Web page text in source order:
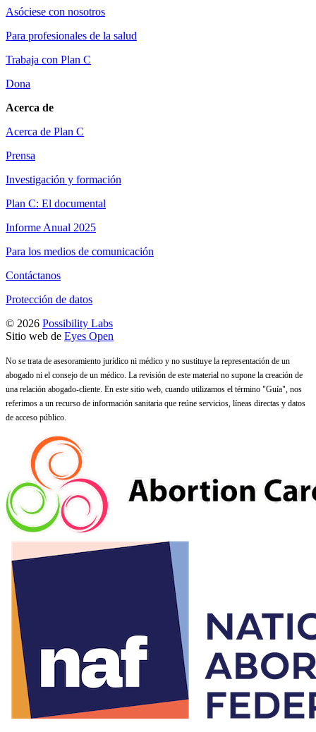
Asóciese con nosotros
Para profesionales de la salud
Trabaja con Plan C
Dona
Acerca de
Acerca de Plan C
Prensa
Investigación y formación
Plan C: El documental
Informe Anual 2025
Para los medios de comunicación
Contáctanos
Protección de datos
© 2026 Possibility Labs
Sitio web de Eyes Open
No se trata de asesoramiento jurídico ni médico y no sustituye la representación de un
abogado ni el consejo de un médico. La revisión de este material no supone la creación de
una relación abogado-cliente. En este sitio web, cuando utilizamos el término "Guía", nos
referimos a un recurso de información sanitaria que reúne servicios, líneas directas y datos
de acceso público.